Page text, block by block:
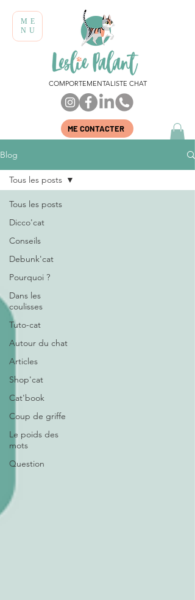
COMPORTEMENTALISTE CHAT
ME CONTACTER
ME
NU
Blog
Tous les posts
Dicco'cat
Conseils
Debunk'cat
Pourquoi ?
Dans les
coulisses
Tuto-cat
Autour du chat
Articles
Shop'cat
Cat'book
Coup de griffe
Le poids des
mots
Question
Tous les posts